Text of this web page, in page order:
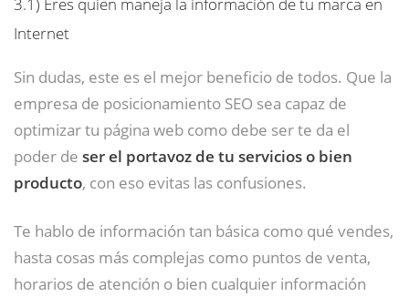
Internet
Sin dudas, este es el mejor beneficio de todos. Que la
empresa de posicionamiento SEO sea capaz de
optimizar tu página web como debe ser te da el
poder de ser el portavoz de tu servicios o bien
producto, con eso evitas las confusiones.
Te hablo de información tan básica como qué vendes,
hasta cosas más complejas como puntos de venta,
horarios de atención o bien cualquier información